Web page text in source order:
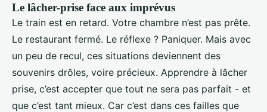
Le lâcher-prise face aux imprévus
Le train est en retard. Votre chambre n’est pas prête.
Le restaurant fermé. Le réflexe ? Paniquer. Mais avec
un peu de recul, ces situations deviennent des
souvenirs drôles, voire précieux. Apprendre à lâcher
prise, c’est accepter que tout ne sera pas parfait - et
que c’est tant mieux. Car c’est dans ces failles que